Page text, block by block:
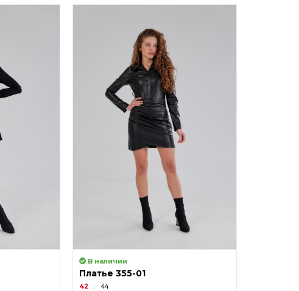
В наличии
Платье 355-01
42 44